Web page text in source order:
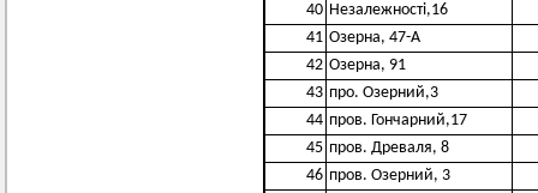
40 Незалежності,16
41 Озерна, 47-А
42 Озерна, 91
43 про. Озерний,3
44 пров. Гончарний,17
45 пров. Древаля, 8
46 пров. Озерний, 3